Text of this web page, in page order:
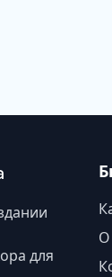
для
О